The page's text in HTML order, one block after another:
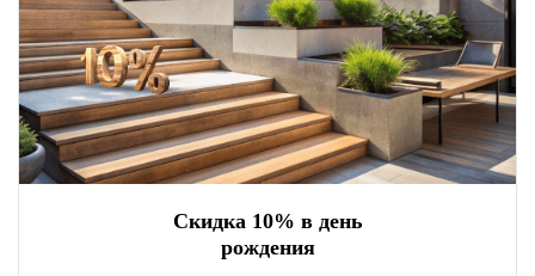
Скидка 10% в день
рождения